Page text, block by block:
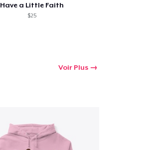
Have a Little Faith
$25
Voir Plus